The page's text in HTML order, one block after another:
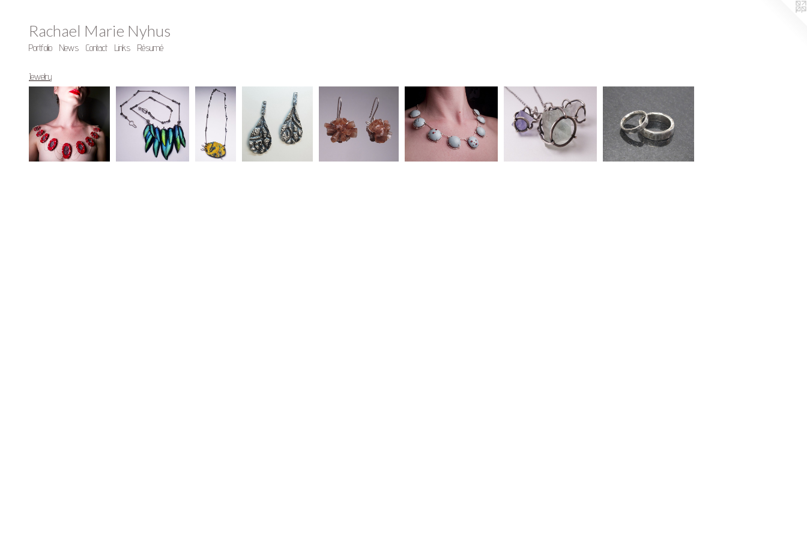
Rachael Marie Nyhus
Portfolio News Contact Links Résumé
Jewelry